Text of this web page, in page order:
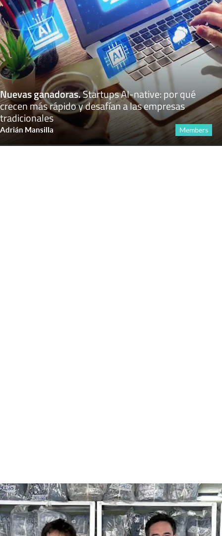
Nuevas ganadoras.Startups AI-native: por qué
crecen más rápido y desafían a las empresas
tradicionales
Adrián Mansilla Members